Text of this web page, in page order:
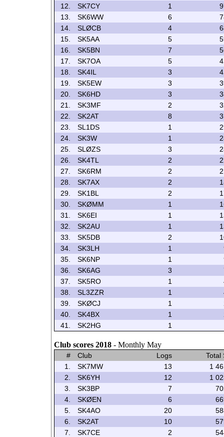
12.
SK7CY 1
13.
SK6WW 6
14.
SLØCB 4
15.
SK5AA 5
16.
SK5BN 7
17.
SK7OA 5
18.
SK4IL 3
19.
SK5EW 3
20.
SK6HD 3
21.
SK3MF 2
22.
SK2AT 8
23.
SL1DS 1
24.
SK3W 1
25.
SLØZS 3
26.
SK4TL 2
27.
SK6RM 2
28.
SK7AX 2
29.
SK1BL 2
30.
SKØMM 1
31.
SK6EI 1
32.
SK2AU 1
33.
SK5DB 2
34.
SK3LH 1
35.
SK6NP 1
36.
SK6AG 3
37.
SK5RO 1
38.
SL3ZZR 1
39.
SKØCJ 1
40.
SK4BX 1
41.
SK2HG 1
Club scores 2018 - Monthly May
# Club Logs
Total
1.
SK7MW 13
1
2.
SK6YH 12
1
3.
SK3BP 7
4.
SKØEN 6
5.
SK4AO 20
6.
SK2AT 10
7.
SK7CE 2